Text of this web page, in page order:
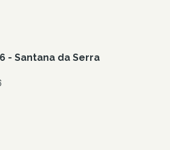
- Santana da Serra